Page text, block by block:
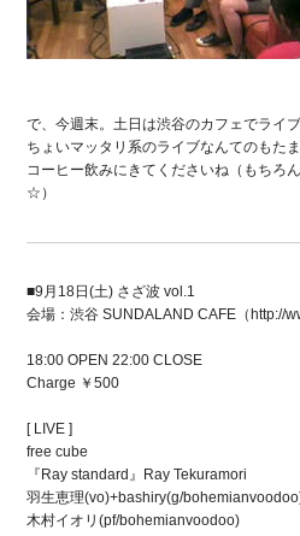
で、今週末。土日は渋谷のカフェでライ
ちょいマッタリ系のライブなんてのもた
コーヒー飲みにきてくださいね（もちろ
☆）
■9月18日(土) さざ波 vol.1
会場：渋谷 SUNDALAND CAFE（http://
18:00 OPEN 22:00 CLOSE
Charge ￥500
[ LIVE ]
free cube
『Ray standard』Ray Tekuramori
羽生恵理(vo)+bashiry(g/
木村イオリ(pf/bohemianvoodoo)